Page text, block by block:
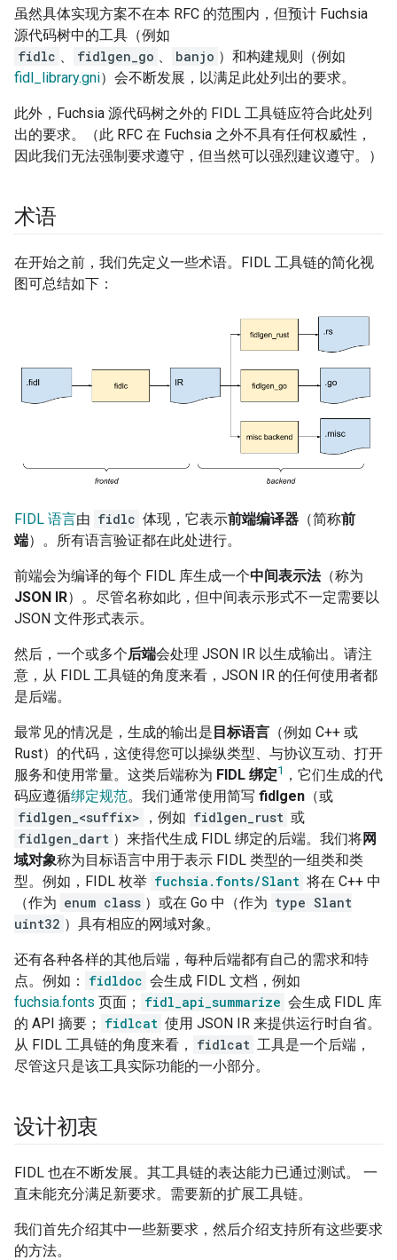
虽然具体实现方案不在本 RFC 的范围内，但预计 Fuchsia
源代码树中的工具（例如
fidlc 、 fidlgen_go 、 banjo ）和构建规则（例如
fidl_library.gni）会不断发展，以满足此处列出的要求。
此外，Fuchsia 源代码树之外的 FIDL 工具链应符合此处列
出的要求。（此 RFC 在 Fuchsia 之外不具有任何权威性，
因此我们无法强制要求遵守，但当然可以强烈建议遵守。）
术语
在开始之前，我们先定义一些术语。FIDL 工具链的简化视
图可总结如下：
FIDL 语言由 fidlc 体现，它表示前端编译器 （简称前
端）。所有语言验证都在此处进行。
前端会为编译的每个 FIDL 库生成一个中间表示法（称为
JSON IR）。尽管名称如此，但中间表示形式不一定需要以
JSON 文件形式表示。
然后，一个或多个后端会处理 JSON IR 以生成输出。请注
意，从 FIDL 工具链的角度来看，JSON IR 的任何使用者都
是后端。
最常见的情况是，生成的输出是目标语言 （例如 C++ 或
Rust）的代码，这使得您可以操纵类型、与协议互动、打开
服务和使用常量。这类后端称为 FIDL 绑定1 ，它们生成的代
码应遵循绑定规范。我们通常使用简写 fidlgen （或
fidlgen_<suffix>
，例如 fidlgen_rust 或
fidlgen_dart ）来指代生成 FIDL 绑定的后端。我们将网
域对象称为目标语言中用于表示 FIDL 类型的一组类和类
型。例如，FIDL 枚举 fuchsia.fonts/Slant 将在 C++ 中
（作为 enum class ）或在 Go 中（作为 type Slant
uint32 ）具有相应的网域对象。
还有各种各样的其他后端，每种后端都有自己的需求和特
点。例如：
fidldoc 会生成 FIDL 文档，例如
fuchsia.fonts 页面； fidl_api_summarize 会生成 FIDL 库
的 API 摘要；
fidlcat 使用 JSON IR 来提供运行时自省。
从 FIDL 工具链的角度来看，
fidlcat 工具是一个后端，
尽管这只是该工具实际功能的一小部分。
设计初衷
FIDL 也在不断发展。其工具链的表达能力已通过测试。 一
直未能充分满足新要求。需要新的扩展工具链。
我们首先介绍其中一些新要求，然后介绍支持所有这些要求
的方法。